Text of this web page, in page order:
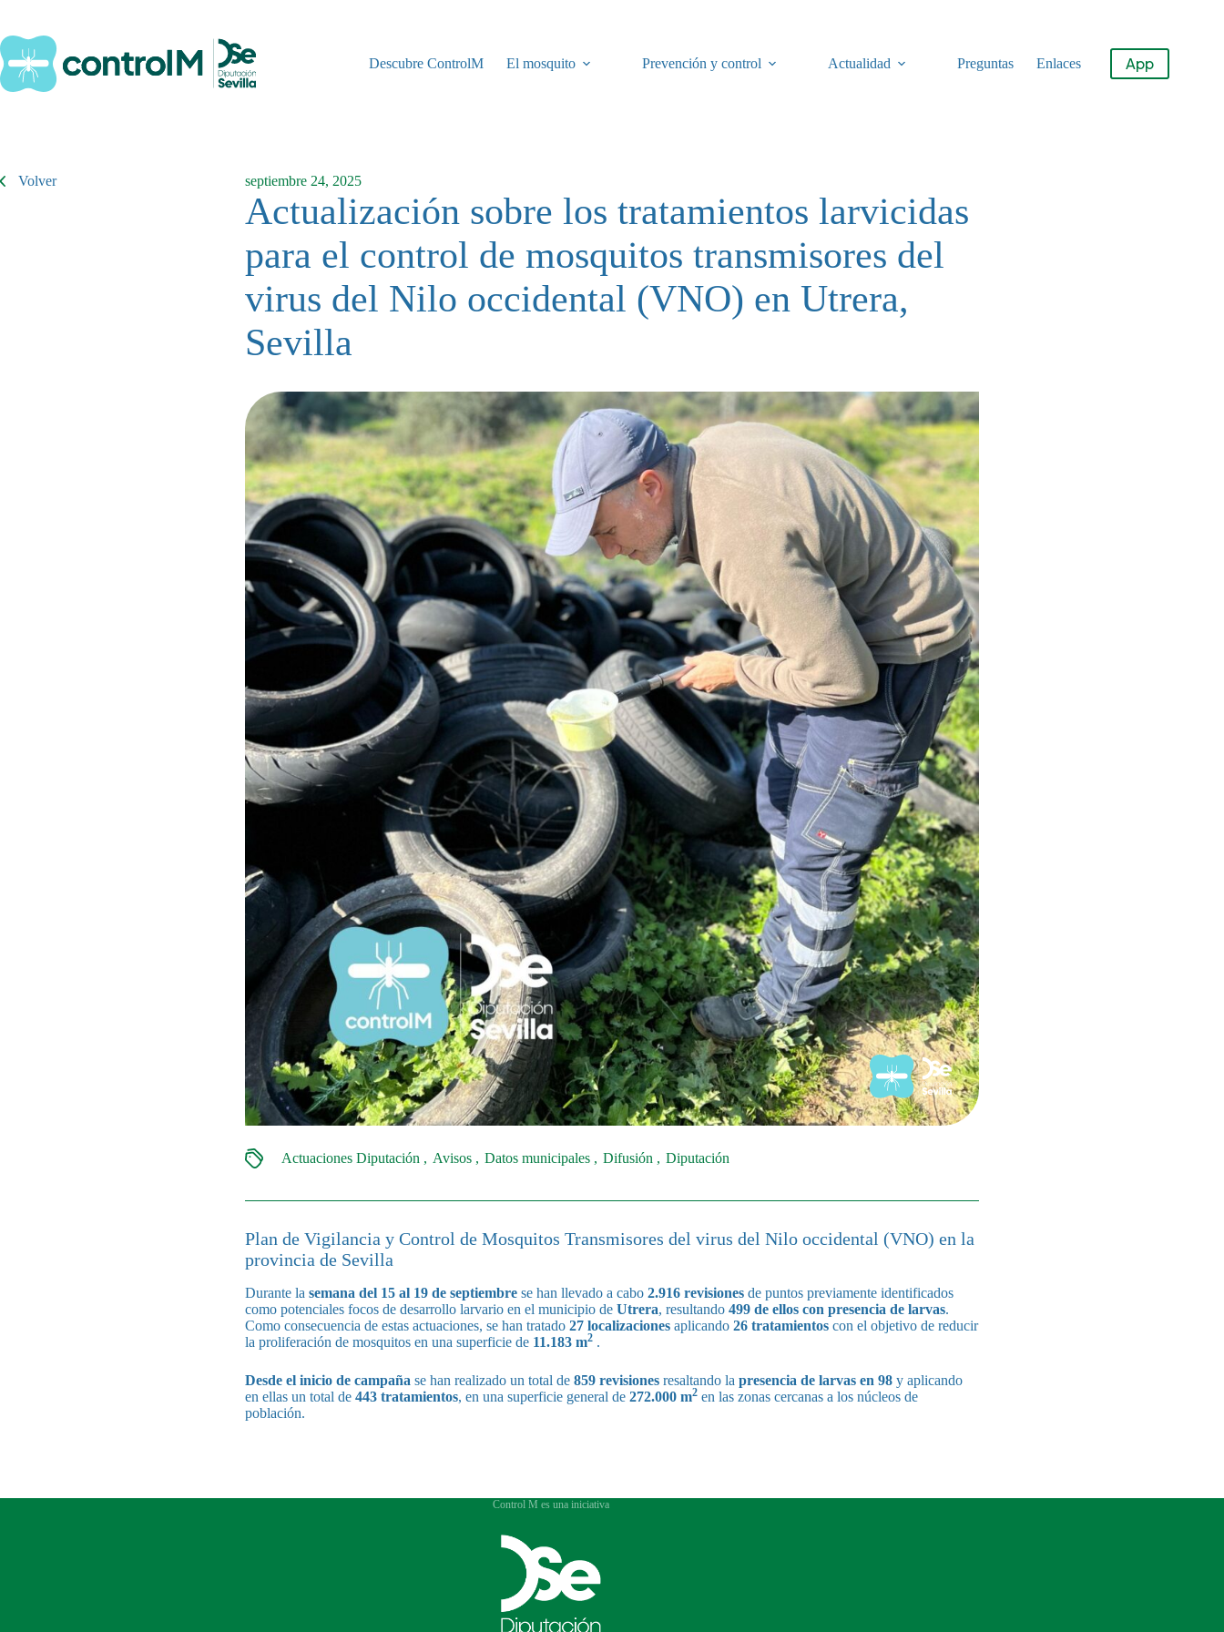
contenido
Descubre ControlM
El mosquito Prevención y control Actualidad Preguntas Enlaces App
Volver septiembre 24, 2025
Actualización sobre los tratamientos larvicidas
para el control de mosquitos transmisores del
virus del Nilo occidental (VNO) en Utrera,
Sevilla
Actuaciones Diputación Avisos Datos municipales Difusión Diputación
Plan de Vigilancia y Control de Mosquitos Transmisores del virus del Nilo occidental (VNO) en la
provincia de Sevilla
Durante la semana del 15 al 19de septiembrese han llevado a cabo 2.916 revisionesde puntos previamente identificados
como potenciales focos de desarrollo larvario en el municipio de Utrera, resultando 499 de ellos con presencia de larvas.
Como consecuencia de estas actuaciones, se han tratado 27 localizacionesaplicando 26 tratamientoscon el objetivo de reducir
la proliferación de mosquitos en una superficie de 11.183 m2.
Desde el inicio de campaña se han realizado un total de 859 revisionesresaltando la presencia de larvas en 98 y aplicando
en ellas un total de 443 tratamientos, en una superficie general de272.000 m2 en las zonas cercanas a los núcleos de
población.
Control M es una iniciativa